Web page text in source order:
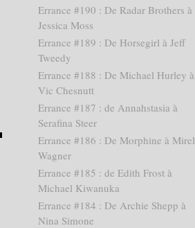
Errance #190 : De Radar Brothers à
Jessica Moss
Errance #189 : De Horsegirl à Jeff
Tweedy
Errance #188 : De Michael Hurley à
Vic Chesnutt
Errance #187 : de Annahstasia à
Serafina Steer
Errance #186 : De Morphine à Mirel
Wagner
Errance #185 : de Edith Frost à
Michael Kiwanuka
Errance #184 : De Archie Shepp à
Nina Simone